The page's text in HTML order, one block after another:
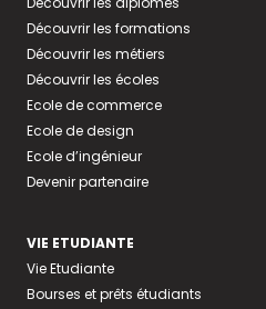
Découvrir les formations
Découvrir les métiers
Découvrir les écoles
Ecole de commerce
Ecole de design
Ecole d’ingénieur
Devenir partenaire
VIE ETUDIANTE
Vie Etudiante
Bourses et prêts étudiants